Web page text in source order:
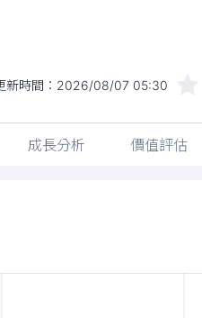
新時間： 2026/08/07 05:30
成長分析 價值評估